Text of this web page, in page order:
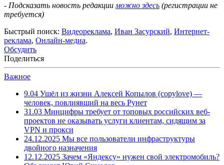
- Подсказать новость редакции можно здесь (регистрации не
требуется)
Быстрый поиск: Видеореклама, Иван Засурский, Интернет-
реклама, Онлайн-медиа.
Обсудить
Поделиться
Важное
9.04 Ушёл из жизни Алексей Копылов (copylove) —
человек, повлиявший на весь Рунет
31.03 Минцифры требует от топовых российских веб-
проектов не оказывать услуги клиентам, сидящим за
VPN и прокси
24.12.2025 Мы все пользователи инфраструктуры
двойного назначения
12.12.2025 Зачем «Яндексу» нужен свой электромобиль?